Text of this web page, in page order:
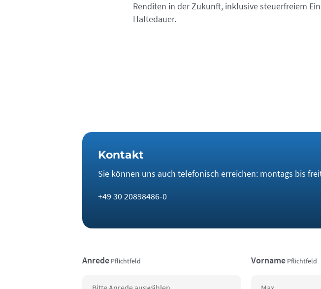
Renditen in der Zukunft, inklusive steuerfreiem
Haltedauer.
Kontakt
Sie können uns auch telefonisch erreichen: montags bis
+49 30 20898486-0
Anrede Pflichtfeld Vorname Pflichtfeld